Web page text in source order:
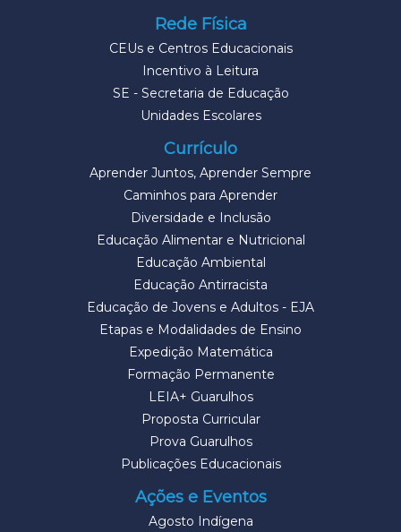
Rede Física
CEUs e Centros Educacionais
Incentivo à Leitura
SE - Secretaria de Educação
Unidades Escolares
Currículo
Aprender Juntos, Aprender Sempre
Caminhos para Aprender
Diversidade e Inclusão
Educação Alimentar e Nutricional
Educação Ambiental
Educação Antirracista
Educação de Jovens e Adultos - EJA
Etapas e Modalidades de Ensino
Expedição Matemática
Formação Permanente
LEIA+ Guarulhos
Proposta Curricular
Prova Guarulhos
Publicações Educacionais
Ações e Eventos
Agosto Indígena